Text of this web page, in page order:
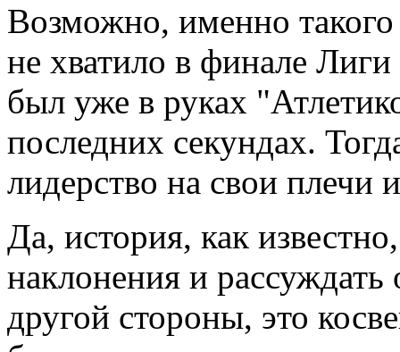
Возможно, именно
не хватило в финале
был уже в руках
последних секундах.
лидерство на свои плечи
Да, история, как
наклонения и
другой стороны, это